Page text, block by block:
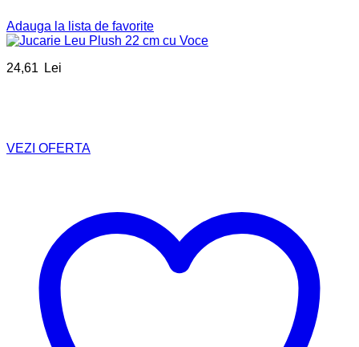
Adauga la lista de favorite
24,61 Lei
VEZI OFERTA